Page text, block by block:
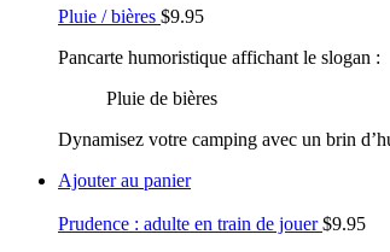
Pluie / bières $9.95
Pancarte humoristique affichant le slogan :
Pluie de bières
Dynamisez votre camping avec un brin
Ajouter au panier
Prudence : adulte en train de jouer$9.95